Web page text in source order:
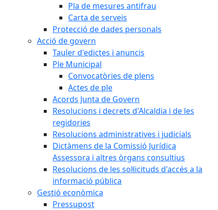
Pla de mesures antifrau
Carta de serveis
Protecció de dades personals
Acció de govern
Tauler d'edictes i anuncis
Ple Municipal
Convocatòries de plens
Actes de ple
Acords Junta de Govern
Resolucions i decrets d'Alcaldia i de les
regidories
Resolucions administratives i judicials
Dictàmens de la Comissió Jurídica
Assessora i altres òrgans consultius
Resolucions de les sol·licituds d'accés a la
informació pública
Gestió econòmica
Pressupost